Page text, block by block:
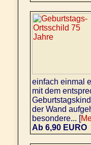
einfach einmal
mit dem
der Wand
besondere... [
Ab 6,90 EURO